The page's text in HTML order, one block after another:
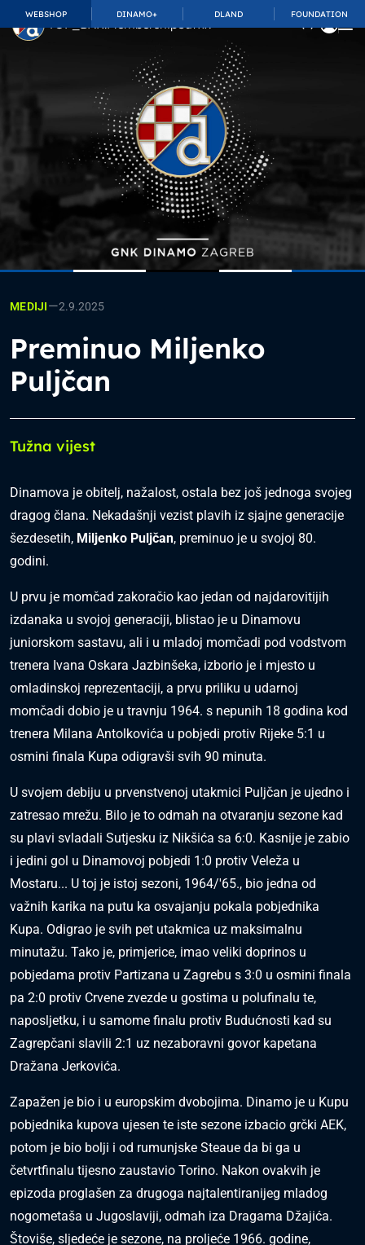
WEBSHOP DINAMO+ DLAND FOUNDATION
TOP_BAR.MembershipSuffix
MEDIJI—2.9.2025
Preminuo Miljenko
Puljčan
Tužna vijest
Dinamova je obitelj, nažalost, ostala bez još jednoga svojeg
dragog člana. Nekadašnji vezist plavih iz sjajne generacije
šezdesetih, Miljenko Puljčan, preminuo je u svojoj 80.
godini.
U prvu je momčad zakoračio kao jedan od najdarovitijih
izdanaka u svojoj generaciji, blistao je u Dinamovu
juniorskom sastavu, ali i u mladoj momčadi pod vodstvom
trenera Ivana Oskara Jazbinšeka, izborio je i mjesto u
omladinskoj reprezentaciji, a prvu priliku u udarnoj
momčadi dobio je u travnju 1964. s nepunih 18 godina kod
trenera Milana Antolkovića u pobjedi protiv Rijeke 5:1 u
osmini finala Kupa odigravši svih 90 minuta.
U svojem debiju u prvenstvenoj utakmici Puljčan je ujedno i
zatresao mrežu. Bilo je to odmah na otvaranju sezone kad
su plavi svladali Sutjesku iz Nikšića sa 6:0. Kasnije je zabio
i jedini gol u Dinamovoj pobjedi 1:0 protiv Veleža u
Mostaru... U toj je istoj sezoni, 1964/'65., bio jedna od
važnih karika na putu ka osvajanju pokala pobjednika
Kupa. Odigrao je svih pet utakmica uz maksimalnu
minutažu. Tako je, primjerice, imao veliki doprinos u
pobjedama protiv Partizana u Zagrebu s 3:0 u osmini finala
pa 2:0 protiv Crvene zvezde u gostima u polufinalu te,
naposljetku, i u samome finalu protiv Budućnosti kad su
Zagrepčani slavili 2:1 uz nezaboravni govor kapetana
Dražana Jerkovića.
Zapažen je bio i u europskim dvobojima. Dinamo je u Kupu
pobjednika kupova ujesen te iste sezone izbacio grčki AEK,
potom je bio bolji i od rumunjske Steaue da bi ga u
četvrtfinalu tijesno zaustavio Torino. Nakon ovakvih je
epizoda proglašen za drugoga najtalentiranijeg mladog
nogometaša u Jugoslaviji, odmah iza Dragama Džajića.
Štoviše, sljedeće je sezone, na proljeće 1966. godine,